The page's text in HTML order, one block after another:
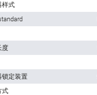
样式
度
锁定装置
式